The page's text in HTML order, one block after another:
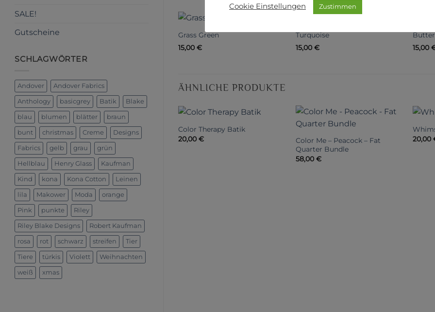
SALE!
Gutscheine
SCHLAGWÖRTER
Andover Andover Fabrics
Anthology basicgrey Batik Blake
blau blumen blätter braun
bunt christmas Creme Designs
Fabrics gelb grau grün
Hellblau Henry Glass Kaufman
Kind kona Kona Cotton Leinen
lila Makower Moda orange
Pink punkte Riley
Riley Blake Designs Robert Kaufman
rosa rot schwarz streifen Tier
Tiere türkis Violett Weihnachten
weiß xmas
Grass Green
15,00 €
Turquoise
15,00 €
Butter
15,00
ÄHNLICHE PRODUKTE
Color Therapy Batik
20,00 €
Color Me – Peacock – Fat
Quarter Bundle
58,00 €
20,00
Cookie Einstellungen Zustimmen